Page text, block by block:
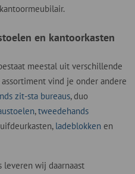
en kantoorkasten
meestal uit verschillende
vind je onder andere
zit-sta bureaus, duo
,tweedehands
ladeblokken en
leveren wij daarnaast